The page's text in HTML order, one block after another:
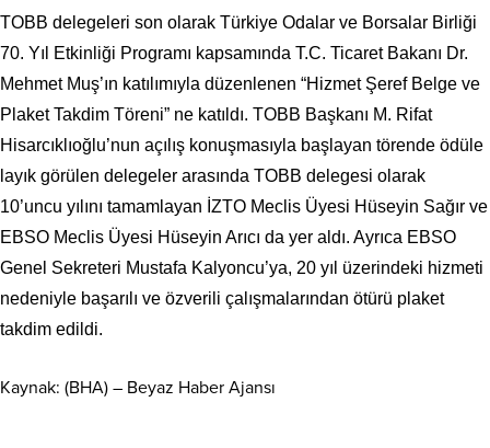
TOBB delegeleri son olarak Türkiye Odalar ve Borsalar Birliği
70. Yıl Etkinliği Programı kapsamında T.C. Ticaret Bakanı Dr.
Mehmet Muş’ın katılımıyla düzenlenen “Hizmet Şeref Belge ve
Plaket Takdim Töreni” ne katıldı. TOBB Başkanı M. Rifat
Hisarcıklıoğlu’nun açılış konuşmasıyla başlayan törende ödüle
layık görülen delegeler arasında TOBB delegesi olarak
10’uncu yılını tamamlayan İZTO Meclis Üyesi Hüseyin Sağır ve
EBSO Meclis Üyesi Hüseyin Arıcı da yer aldı. Ayrıca EBSO
Genel Sekreteri Mustafa Kalyoncu’ya, 20 yıl üzerindeki hizmeti
nedeniyle başarılı ve özverili çalışmalarından ötürü plaket
takdim edildi.
Kaynak: (BHA) – Beyaz Haber Ajansı